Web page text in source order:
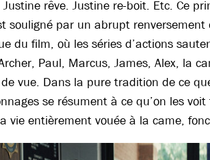
rêve. Justine re-boit. Etc. Ce
souligné par un abrupt
du film, où les séries d’actions
Paul, Marcus, James, Alex, la
vue. Dans la pure tradition de ce
se résument à ce qu’on les
vie entièrement vouée à la came,